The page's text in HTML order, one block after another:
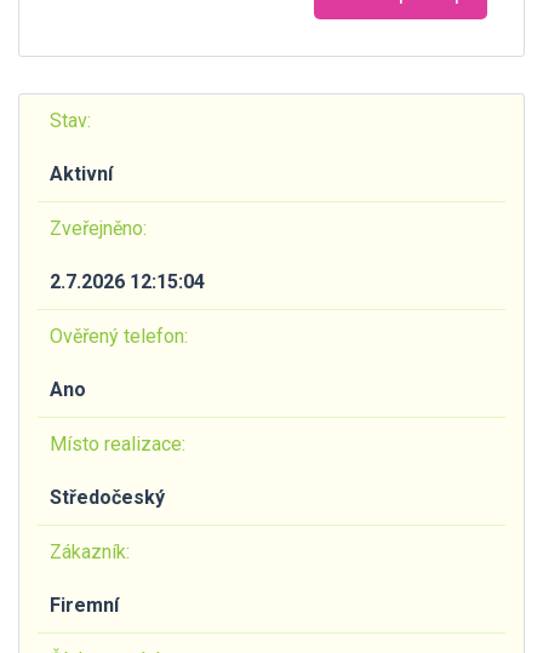
Stav:
Aktivní
Zveřejněno:
2.7.2026 12:15:04
Ověřený telefon:
Ano
Místo realizace:
Středočeský
Zákazník:
Firemní